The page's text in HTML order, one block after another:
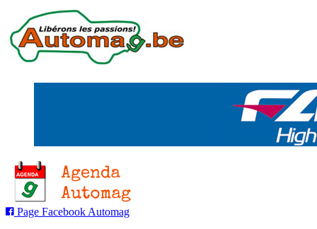
Page Facebook Automag